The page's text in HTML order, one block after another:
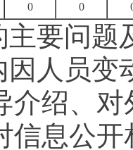
0 0
主要问题
因人员变
介绍、
信息公